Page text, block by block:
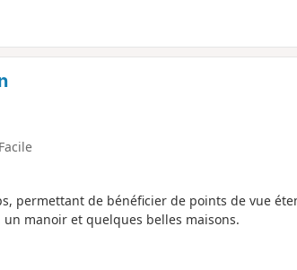
Facile
permettant de bénéficier de points de vue
manoir et quelques belles maisons.